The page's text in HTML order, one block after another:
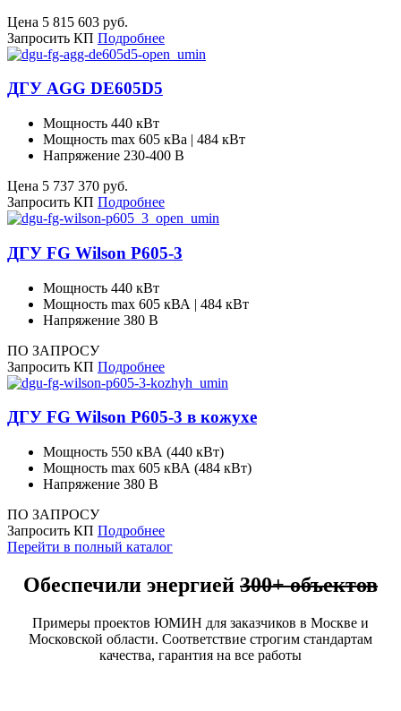
Цена 5 815 603 руб.
Запросить КП Подробнее
ДГУ AGG DE605D5
Мощность 440 кВт
Мощность max 605 кВа | 484 кВт
Напряжение 230-400 В
Цена 5 737 370 руб.
Запросить КП Подробнее
ДГУ FG Wilson P605-3
Мощность 440 кВт
Мощность max 605 кВА | 484 кВт
Напряжение 380 В
ПО ЗАПРОСУ
Запросить КП Подробнее
ДГУ FG Wilson P605-3 в кожухе
Мощность 550 кВА (440 кВт)
Мощность max 605 кВА (484 кВт)
Напряжение 380 В
ПО ЗАПРОСУ
Запросить КП Подробнее
Перейти в полный каталог
Обеспечили энергией 300+ объектов
Примеры проектов ЮМИН для заказчиков в Москве и
Московской области. Соответствие строгим стандартам
качества, гарантия на все работы